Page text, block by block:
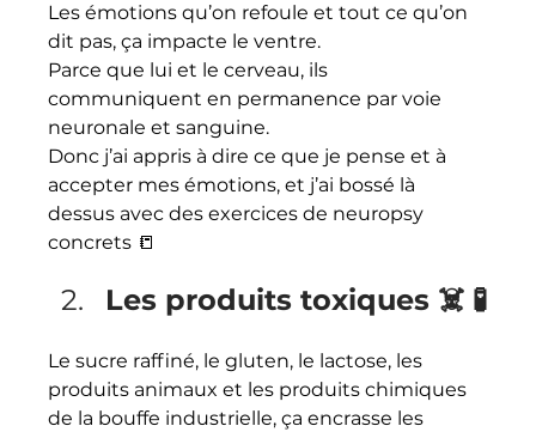
Les émotions qu’on refoule et tout ce qu’on
dit pas, ça impacte le ventre.
Parce que lui et le cerveau, ils
communiquent en permanence par voie
neuronale et sanguine.
Donc j’ai appris à dire ce que je pense et à
accepter mes émotions, et j’ai bossé là
dessus avec des exercices de neuropsy
concrets 📒
Les produits toxiques ☠️ 🧪
Le sucre raffiné, le gluten, le lactose, les
produits animaux et les produits chimiques
de la bouffe industrielle, ça encrasse les